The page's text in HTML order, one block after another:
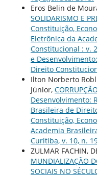
Eros Belin de
SOLIDARISMO E
Constituição,
Eletrônica da
Constitucional : v.
e
Direito
Ilton Norberto
Júnior, CORRUPÇÃO
Desenvolvimento:
Brasileira de
Constituição,
Academia
Curitiba, v. 10, n.
ZULMAR FACHIN,
MUNDIALIZAÇÃO
SOCIAIS NO